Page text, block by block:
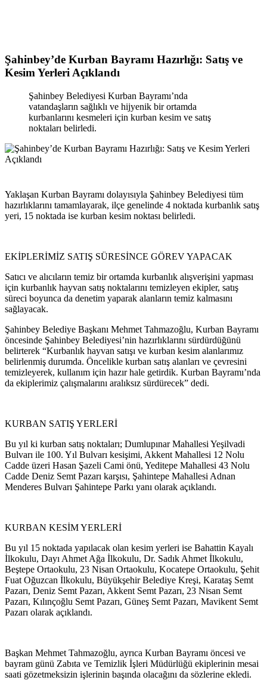
Şahinbey’de Kurban Bayramı Hazırlığı: Satış ve
Kesim Yerleri Açıklandı
Şahinbey Belediyesi Kurban Bayramı’nda
vatandaşların sağlıklı ve hijyenik bir ortamda
kurbanlarını kesmeleri için kurban kesim ve satış
noktaları belirledi.
Yaklaşan Kurban Bayramı dolayısıyla Şahinbey Belediyesi tüm
hazırlıklarını tamamlayarak, ilçe genelinde 4 noktada kurbanlık satış
yeri, 15 noktada ise kurban kesim noktası belirledi.
EKİPLERİMİZ SATIŞ SÜRESİNCE GÖREV YAPACAK
Satıcı ve alıcıların temiz bir ortamda kurbanlık alışverişini yapması
için kurbanlık hayvan satış noktalarını temizleyen ekipler, satış
süreci boyunca da denetim yaparak alanların temiz kalmasını
sağlayacak.
Şahinbey Belediye Başkanı Mehmet Tahmazoğlu, Kurban Bayramı
öncesinde Şahinbey Belediyesi’nin hazırlıklarını sürdürdüğünü
belirterek “Kurbanlık hayvan satışı ve kurban kesim alanlarımız
belirlenmiş durumda. Öncelikle kurban satış alanları ve çevresini
temizleyerek, kullanım için hazır hale getirdik. Kurban Bayramı’nda
da ekiplerimiz çalışmalarını aralıksız sürdürecek” dedi.
KURBAN SATIŞ YERLERİ
Bu yıl ki kurban satış noktaları; Dumlupınar Mahallesi Yeşilvadi
Bulvarı ile 100. Yıl Bulvarı kesişimi, Akkent Mahallesi 12 Nolu
Cadde üzeri Hasan Şazeli Cami önü, Yeditepe Mahallesi 43 Nolu
Cadde Deniz Semt Pazarı karşısı, Şahintepe Mahallesi Adnan
Menderes Bulvarı Şahintepe Parkı yanı olarak açıklandı.
KURBAN KESİM YERLERİ
Bu yıl 15 noktada yapılacak olan kesim yerleri ise Bahattin Kayalı
İlkokulu, Dayı Ahmet Ağa İlkokulu, Dr. Sadık Ahmet İlkokulu,
Beştepe Ortaokulu, 23 Nisan Ortaokulu, Kocatepe Ortaokulu, Şehit
Fuat Oğuzcan İlkokulu, Büyükşehir Belediye Kreşi, Karataş Semt
Pazarı, Deniz Semt Pazarı, Akkent Semt Pazarı, 23 Nisan Semt
Pazarı, Kılınçoğlu Semt Pazarı, Güneş Semt Pazarı, Mavikent Semt
Pazarı olarak açıklandı.
Başkan Mehmet Tahmazoğlu, ayrıca Kurban Bayramı öncesi ve
bayram günü Zabıta ve Temizlik İşleri Müdürlüğü ekiplerinin mesai
saati gözetmeksizin işlerinin başında olacağını da sözlerine ekledi.